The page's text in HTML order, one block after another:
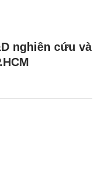
nghiên cứu và